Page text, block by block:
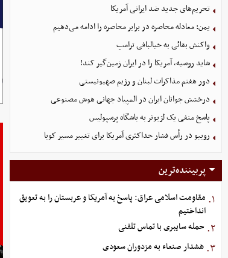
تحریم‌های جدید ضد ایرانی آمریکا
یمن: معادله محاصره در برابر محاصره را ادامه می‌دهیم
واکنش بقائی به خیالبافی ترامپ
شاید روسیه، آمریکا را در ایران زمین‌گیر کند!
دور هفتم مذاکرات لبنان و رژیم صهیونیستی
درخشش جوانان ایران در المپیاد جهانی هوش مصنوعی
پاسخ منفی یک لژیونر به باشگاه پرسپولیس
روبیو در رأس فشار حداکثری آمریکا برای تغییر مسیر کوبا
پربیننده‌ترین
۱. مقاومت اسلامی عراق: پاسخ به آمریکا و عربستان را به تعویق
انداختیم
۲. حمله سایبری با تماس تلفنی
۳. هشدار صنعاء به مزدوران سعودی